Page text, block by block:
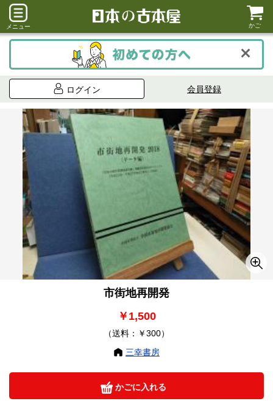
メニュー かご
ログイン 会員登録
市街地再開発
￥1,500
（送料：￥300）
三幸書房
かごに入れる